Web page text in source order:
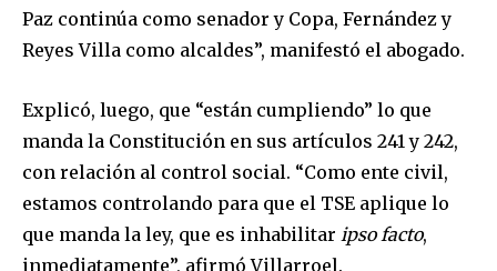
Paz continúa como senador y Copa, Fernández y
Reyes Villa como alcaldes”, manifestó el abogado.
Explicó, luego, que “están cumpliendo” lo que
manda la Constitución en sus artículos 241 y 242,
con relación al control social. “Como ente civil,
estamos controlando para que el TSE aplique lo
que manda la ley, que es inhabilitar ipso facto,
inmediatamente”, afirmó Villarroel.